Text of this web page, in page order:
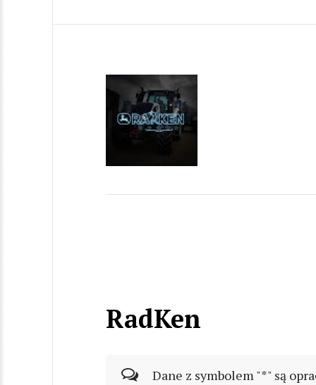
RadKen
Dane z symbolem "*" są